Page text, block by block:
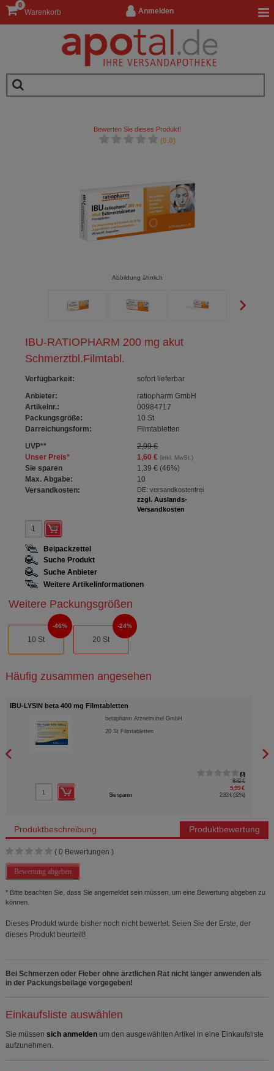
Anmelden
Warenkorb
0
IBU-RATIOPHARM 200 mg akut
Schmerztbl.Filmtabl.
Verfügbarkeit:
sofort lieferbar
Anbieter:
ratiopharm GmbH
Artikelnr.:
00984717
Packungsgröße:
10 St
Darreichungsform:
Filmtabletten
UVP**
2,99 €
Unser Preis* 1,60 €(inkl. MwSt.)
Sie sparen 1,39 € (46%)
Max. Abgabe:
10
Versandkosten:
DE: versandkostenfrei
zzgl. Auslands-
Versandkosten
Bewerten Sie dieses Produkt!
(0.0)
Abbildung ähnlich
Beipackzettel
Suche Produkt
Suche Anbieter
Weitere Artikelinformationen
Weitere Packungsgrößen
10 St
46%
20 St
24%
Häufig zusammen angesehen
IBU-LYSIN beta 400 mg Filmtabletten
betapharm Arzneimittel GmbH
20St Filmtabletten
0
8,82 €
5,99 €
Sie sparen 2,83 € (32%)
Produktbeschreibung Produktbewertung
( 0 Bewertungen )
Bewertung abgeben
* Bitte beachten Sie, dass Sie angemeldet sein müssen, um eine Bewertung abgeben zu
können.
Dieses Produkt wurde bisher noch nicht bewertet. Seien Sie der Erste, der
dieses Produkt beurteilt!
Bei Schmerzen oder Fieber ohne ärztlichen Rat nicht länger anwenden als
in der Packungsbeilage vorgegeben!
Einkaufsliste auswählen
Sie müssen sich anmelden um den ausgewählten Artikel in eine Einkaufsliste
aufzunehmen.